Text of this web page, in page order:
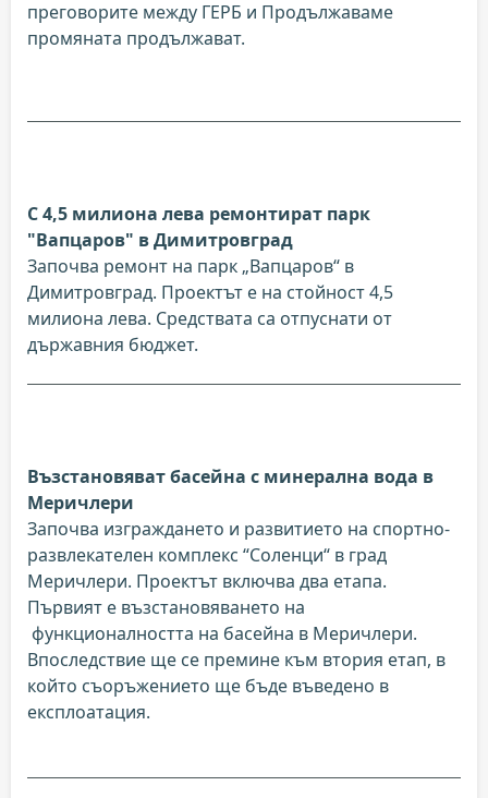
преговорите между ГЕРБ и Продължаваме
промяната продължават.
С 4,5 милиона лева ремонтират парк
"Вапцаров" в Димитровград
Започва ремонт на парк „Вапцаров“ в
Димитровград. Проектът е на стойност 4,5
милиона лева. Средствата са отпуснати от
държавния бюджет.
Възстановяват басейна с минерална вода в
Меричлери
Започва изграждането и развитието на спортно-
развлекателен комплекс “Соленци“ в град
Меричлери. Проектът включва два етапа.
Първият е възстановяването на
функционалността на басейна в Меричлери.
Впоследствие ще се премине към втория етап, в
който съоръжението ще бъде въведено в
експлоатация.